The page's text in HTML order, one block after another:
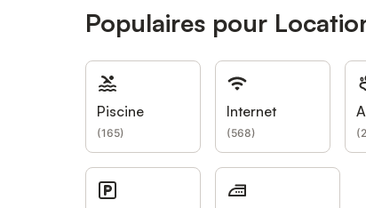
Populaires pour
Piscine
(165)
Internet
(568) (